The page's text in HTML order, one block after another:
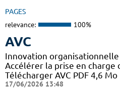
PAGES
relevance: 100%
AVC
Innovation
Accélérer la prise en charge
Télécharger AVC PDF 4,6 Mo
17/06/2026 13:48